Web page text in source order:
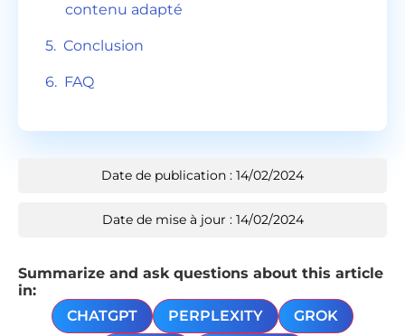
contenu adapté
Conclusion
FAQ
Date de publication : 14/02/2024
Date de mise à jour : 14/02/2024
Summarize and ask questions about this article
in:
CHATGPT
PERPLEXITY
GROK